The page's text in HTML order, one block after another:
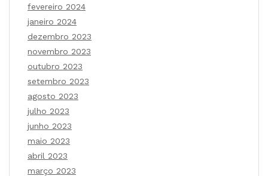
fevereiro 2024
janeiro 2024
dezembro 2023
novembro 2023
outubro 2023
setembro 2023
agosto 2023
julho 2023
junho 2023
maio 2023
abril 2023
março 2023